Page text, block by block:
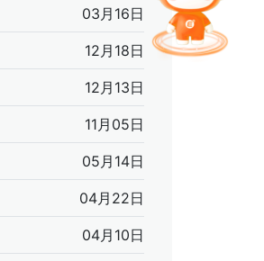
03月16日
12月18日
12月13日
11月05日
05月14日
04月22日
04月10日